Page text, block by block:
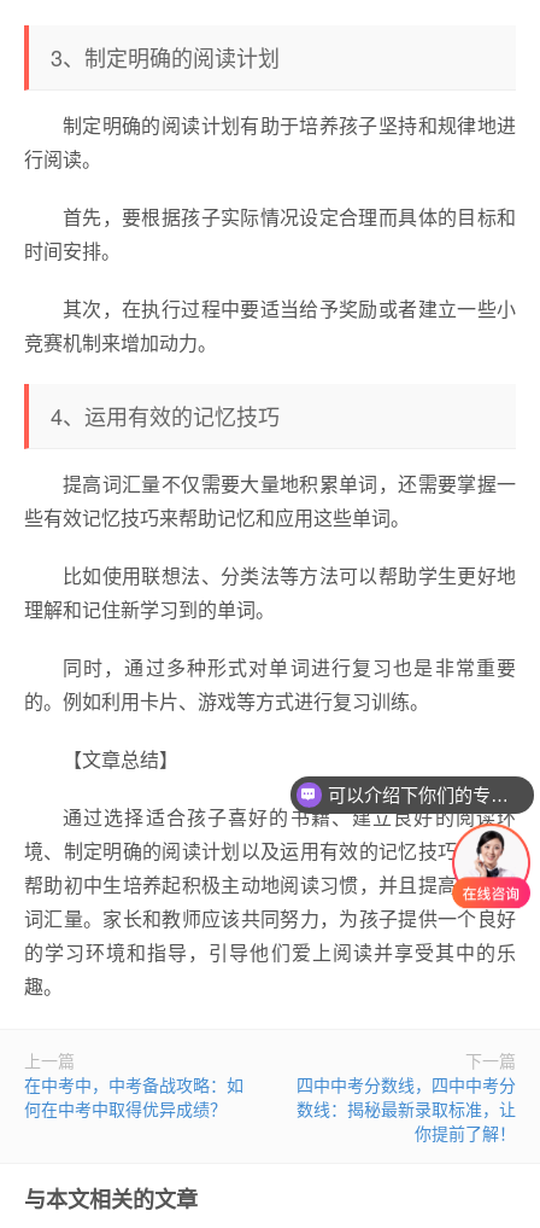
3、制定明确的阅读计划
制定明确的阅读计划有助于培养孩子坚持和规律地进
行阅读。
首先，要根据孩子实际情况设定合理而具体的目标和
时间安排。
其次，在执行过程中要适当给予奖励或者建立一些小
竞赛机制来增加动力。
4、运用有效的记忆技巧
提高词汇量不仅需要大量地积累单词，还需要掌握一
些有效记忆技巧来帮助记忆和应用这些单词。
比如使用联想法、分类法等方法可以帮助学生更好地
理解和记住新学习到的单词。
同时，通过多种形式对单词进行复习也是非常重要
的。例如利用卡片、游戏等方式进行复习训练。
【文章总结】
通过选择适合孩子喜好的书籍、建立良好的阅读环
境、制定明确的阅读计划以及运用有效的记忆技巧，可以
帮助初中生培养起积极主动地阅读习惯，并且提高他们的
词汇量。家长和教师应该共同努力，为孩子提供一个良好
的学习环境和指导，引导他们爱上阅读并享受其中的乐
趣。
上一篇
在中考中，中考备战攻略：如
何在中考中取得优异成绩？
下一篇
四中中考分数线，四中中考分
数线：揭秘最新录取标准，让
你提前了解！
与本文相关的文章
可以介绍下你们的专业吗？